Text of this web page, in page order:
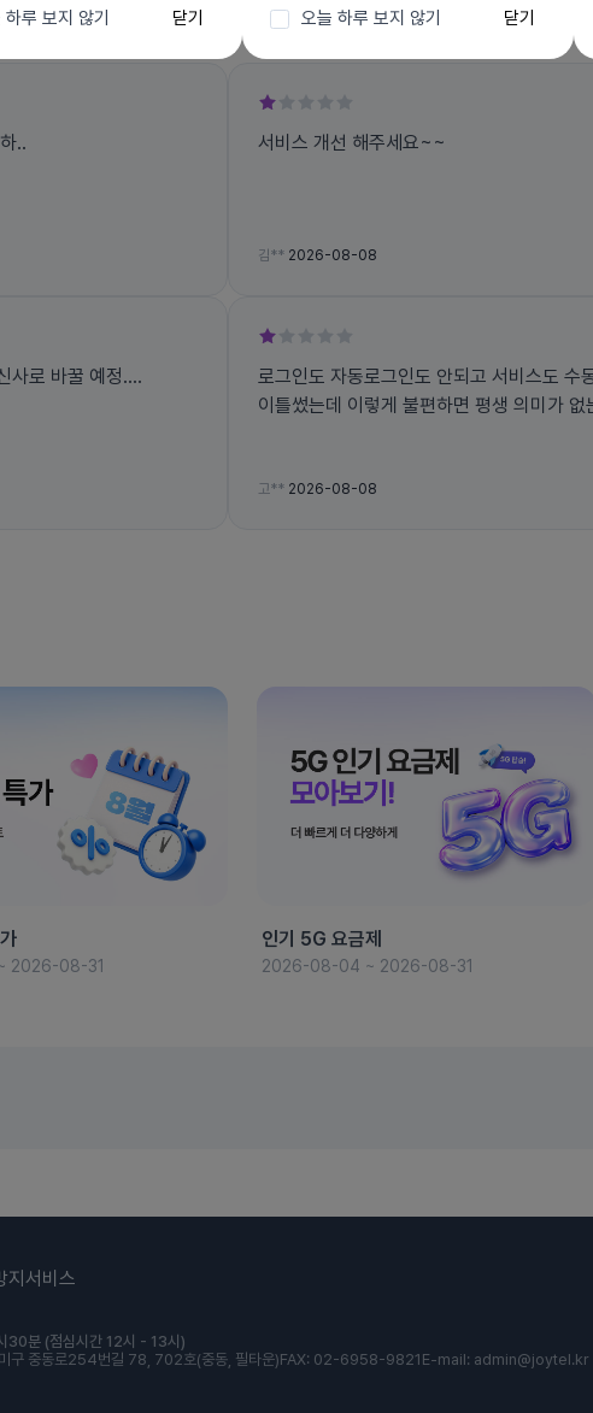
.. 서비스 개선 해주세요~~
김** 2026-08-08
신사로 바꿀 예정....
로그인도 자동로그인도 안되고 서비스도 수
이틀썼는데 이렇게 불편하면 평생 의미가
고** 2026-08-08
2026-08-31
인기 5G 요금제
2026-08-04 ~ 2026-08-31
지서비스
30분 (점심시간 12시 - 13시)
구 중동로254번길 78, 702호(중동, 필타운)FAX: 02-6958-9821 E-mail: admin@joytel.kr
하루 보지 않기 닫기 오늘 하루 보지 않기 닫기